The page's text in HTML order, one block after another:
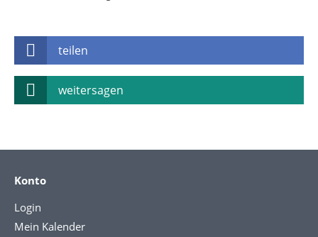
teilen
weitersagen
Konto
Login
Mein Kalender